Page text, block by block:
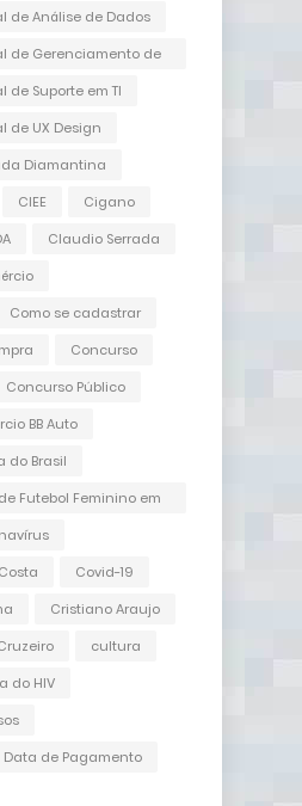
de Análise de Dados
de Gerenciamento de
de Suporte em TI
de UX Design
Diamantina
CIEE
Cigano
Claudio Serrada
Como se cadastrar
Concurso
Concurso Público
BB Auto
do Brasil
Futebol Feminino em
Costa
Covid-19
Cristiano Araujo
cultura
do HIV
Data de Pagamento